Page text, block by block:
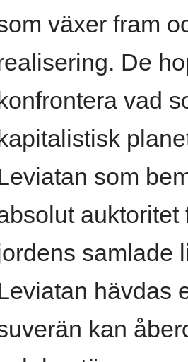
växer fram
De
vad
som
auktoritet
samlade
hävdas
kan